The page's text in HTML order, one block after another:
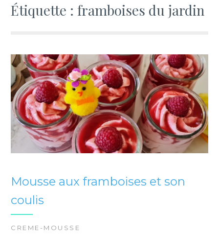
Étiquette :framboises du jardin
Mousse aux framboises et son
coulis
CREME-MOUSSE